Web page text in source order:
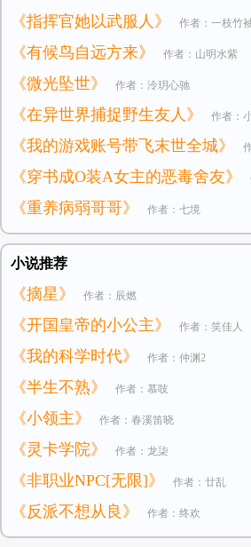
《指挥官她以武服人》 作者：一枝竹
《有候鸟自远方来》 作者：山明水紫
《微光坠世》 作者：泠玥心驰
《在异世界捕捉野生友人》 作者：
《我的游戏账号带飞末世全城》
《穿书成O装A女主的恶毒舍友》
《重养病弱哥哥》 作者：七境
小说推荐
《摘星》 作者：辰燃
《开国皇帝的小公主》 作者：笑佳人
《我的科学时代》 作者：仲渊2
《半生不熟》 作者：慕吱
《小领主》 作者：春溪笛晓
《灵卡学院》 作者：龙柒
《非职业NPC[无限]》 作者：廿乱
《反派不想从良》 作者：终欢